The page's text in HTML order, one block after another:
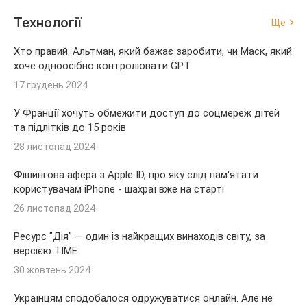
Технології Ще
Хто правий: Альтман, який бажає заробити, чи Маск, який
хоче одноосібно контролювати GPT
17 грудень 2024
У Франції хочуть обмежити доступ до соцмереж дітей
та підлітків до 15 років
28 листопад 2024
Фішингова афера з Apple ID, про яку слід пам'ятати
користувачам iPhone - шахраї вже на старті
26 листопад 2024
Ресурс "Дія" — один із найкращих винаходів світу, за
версією TIME
30 жовтень 2024
Українцям сподобалося одружуватися онлайн. Але не